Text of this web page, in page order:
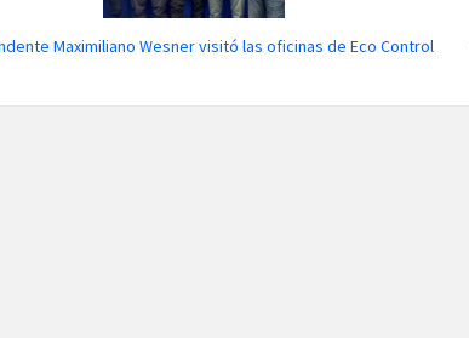
Maximiliano Wesner visitó las oficinas de Eco Control